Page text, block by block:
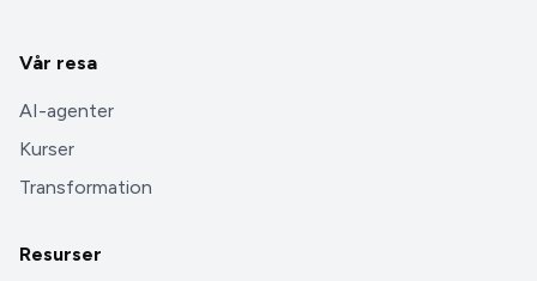
Vår resa
AI-agenter
Kurser
Transformation
Resurser